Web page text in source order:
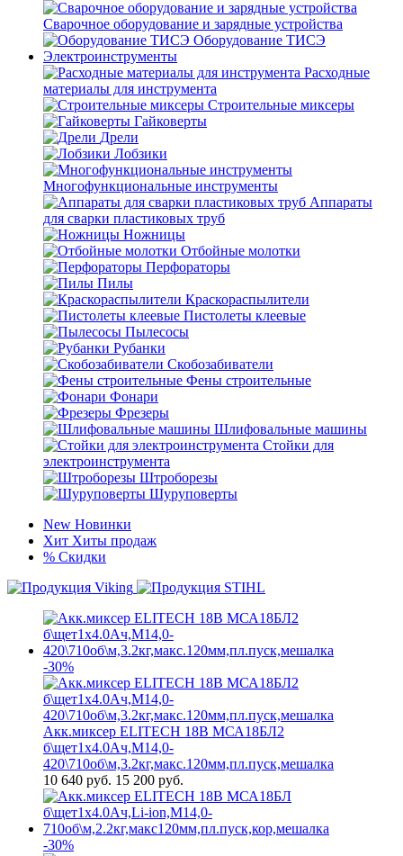
Сварочное оборудование и зарядные устройства
Оборудование ТИСЭ
Электроинструменты
Расходные
материалы для инструмента
Строительные миксеры
Гайковерты
Дрели
Лобзики
Многофункциональные инструменты
Аппараты
для сварки пластиковых труб
Ножницы
Отбойные молотки
Перфораторы
Пилы
Краскораспылители
Пистолеты клеевые
Пылесосы
Рубанки
Скобозабиватели
Фены строительные
Фонари
Фрезеры
Шлифовальные машины
Стойки для
электроинструмента
Штроборезы
Шуруповерты
New Новинки
Хит Хиты продаж
% Скидки
-30%
Акк.миксер ELITECH 18В МСА18БЛ2
б\щет1х4.0Ач,М14,0-
420\710об\м,3.2кг,макс.120мм,пл.пуск,мешалка
10 640 руб. 15 200 руб.
-30%